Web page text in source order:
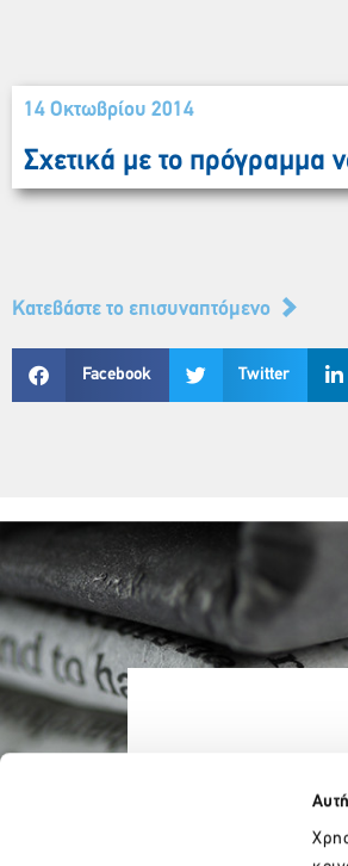
14 Οκτωβρίου 2014
Σχετικά με το πρόγραμμα
Κατεβάστε το επισυναπτόμενο
Facebook Twitter